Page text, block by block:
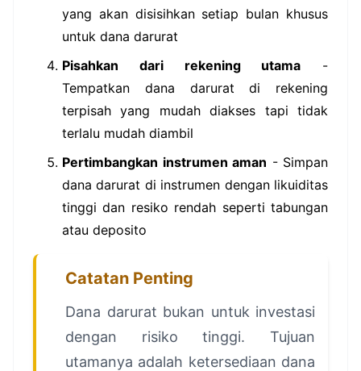
yang akan disisihkan setiap bulan khusus
untuk dana darurat
Pisahkan dari rekening utama -
Tempatkan dana darurat di rekening
terpisah yang mudah diakses tapi tidak
terlalu mudah diambil
Pertimbangkan instrumen aman - Simpan
dana darurat di instrumen dengan likuiditas
tinggi dan resiko rendah seperti tabungan
atau deposito
Catatan Penting
Dana darurat bukan untuk investasi
dengan risiko tinggi. Tujuan
utamanya adalah ketersediaan dana